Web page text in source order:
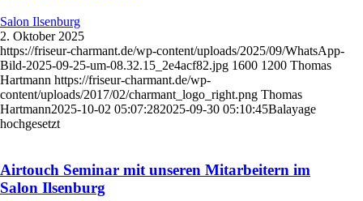
Salon Ilsenburg
2. Oktober 2025
https://friseur-charmant.de/wp-content/uploads/2025/09/WhatsApp-
Bild-2025-09-25-um-08.32.15_2e4acf82.jpg 1600 1200 Thomas
Hartmann https://friseur-charmant.de/wp-
content/uploads/2017/02/charmant_logo_right.png Thomas
Hartmann2025-10-02 05:07:282025-09-30 05:10:45Balayage
hochgesetzt
Airtouch Seminar mit unseren Mitarbeitern im
Salon Ilsenburg